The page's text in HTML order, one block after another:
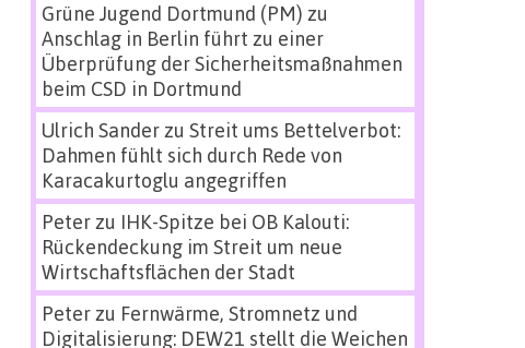
Grüne Jugend Dortmund (PM) zu
Anschlag in Berlin führt zu einer
Überprüfung der Sicherheitsmaßnahmen
beim CSD in Dortmund
Ulrich Sanderzu Streit ums Bettelverbot:
Dahmen fühlt sich durch Rede von
Karacakurtoglu angegriffen
Peterzu IHK-Spitze bei OB Kalouti:
Rückendeckung im Streit um neue
Wirtschaftsflächen der Stadt
Peterzu Fernwärme, Stromnetz und
Digitalisierung: DEW21 stellt die Weichen